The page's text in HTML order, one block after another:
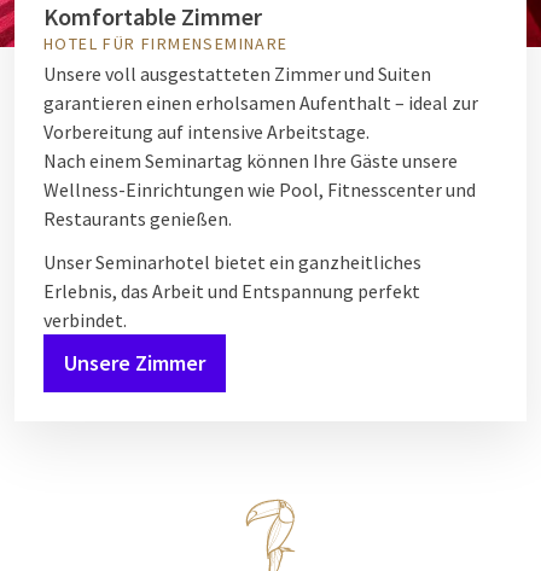
Komfortable Zimmer
HOTEL FÜR FIRMENSEMINARE
Unsere voll ausgestatteten Zimmer und Suiten
garantieren einen erholsamen Aufenthalt – ideal zur
Vorbereitung auf intensive Arbeitstage.
Nach einem Seminartag können Ihre Gäste unsere
Wellness-Einrichtungen wie Pool, Fitnesscenter und
Restaurants genießen.
Unser Seminarhotel bietet ein ganzheitliches
Erlebnis, das Arbeit und Entspannung perfekt
verbindet.
Unsere Zimmer